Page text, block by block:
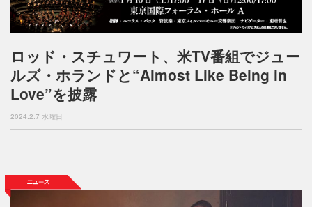
a
v
a
n
ロッド・スチュワート、米TV番組でジュー
ルズ・ホランドと“Almost Like Being in
Love”を披露
2024.2.7 水曜日